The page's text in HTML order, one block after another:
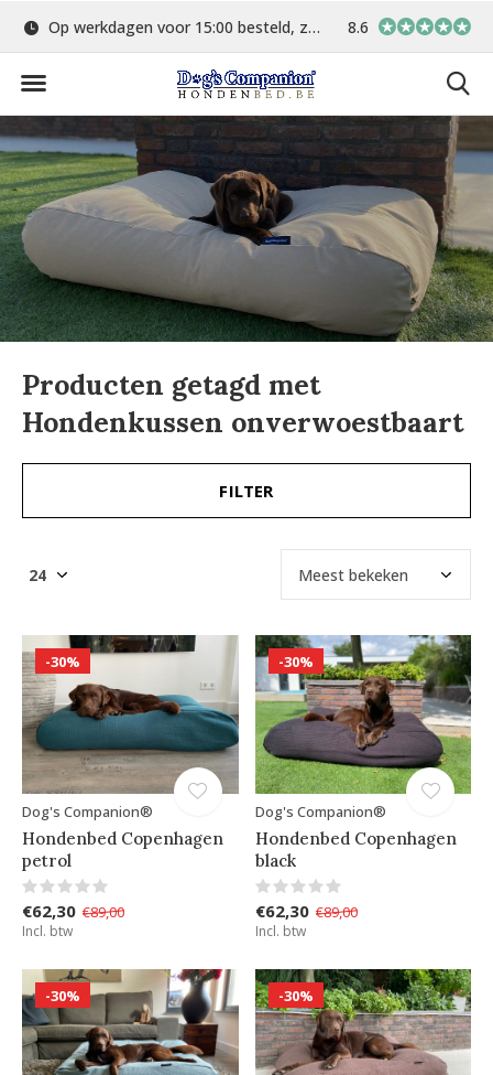
Op werkdagen voor 15:00 besteld, zelfde dag verstuurd Gratis verzending
8.6
Producten getagd met
Hondenkussen onverwoestbaart
FILTER
-30%
Dog's Companion®
Hondenbed Copenhagen
petrol
€62,30 €89,00
Incl. btw
-30%
Dog's Companion®
Hondenbed Copenhagen
black
€62,30 €89,00
Incl. btw
-30% -30%